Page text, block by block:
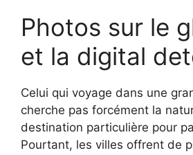
Photos sur le
et la digital
Celui qui voyage dans une
cherche pas forcément la
destination particulière pour
Pourtant, les villes offrent de